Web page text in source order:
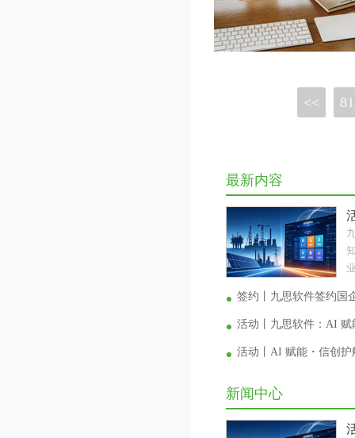
<< 81
最新内容
签约丨九思软件签约国
活动丨九思软件：AI
活动丨AI 赋能・信创
新闻中心